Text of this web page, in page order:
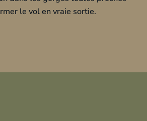
le vol en vraie sortie.